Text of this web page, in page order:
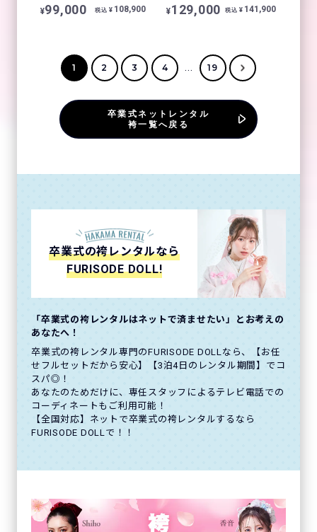
¥99,000 税込 ¥ 108,900 ¥129,000 税込 ¥ 141,900
1 2 3 4 ... 19
卒業式ネットレンタル
袴一覧へ戻る
卒業式の袴レンタルなら
FURISODE DOLL!
「卒業式の袴レンタルはネットで済ませたい」とお考えの
あなたへ！
卒業式の袴レンタル専門のFURISODE DOLLなら、【お任
せフルセットだから安心】【3泊4日のレンタル期間】でコ
スパ◎！
あなたのためだけに、専任スタッフによるテレビ電話での
コーディネートもご利用可能！
【全国対応】ネットで卒業式の袴レンタルするなら
FURISODE DOLLで！！